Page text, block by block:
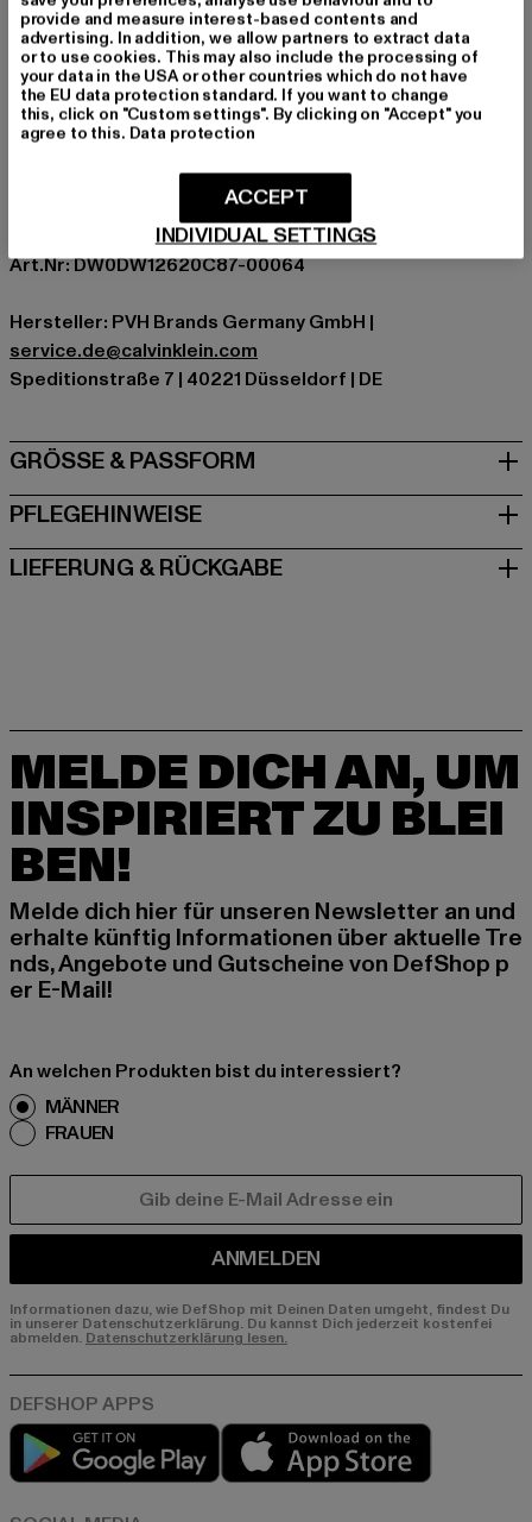
Ärmelart: Langarm
Verschlussarten: Reißverschluss
Schnitt: Normal
Marke: Tommy Jeans
Kat.: Übergangsjacken
Farbe: blau
Hersteller Farbe: blue
Materialzusammensetzung: 100% Polyester, 60%
Baumwolle, 40% Polyamid
Art.Nr: DW0DW12620C87-00064
Hersteller: PVH Brands Germany GmbH |
service.de@calvinklein.com
Speditionstraße 7 | 40221 Düsseldorf | DE
GRÖSSE & PASSFORM
PFLEGEHINWEISE
LIEFERUNG & RÜCKGABE
MELDE DICH AN, UM
INSPIRIERT ZU BLEI
BEN!
Melde dich hier für unseren Newsletter an und
erhalte künftig Informationen über aktuelle Tre
nds, Angebote und Gutscheine von DefShop p
er E-Mail!
An welchen Produkten bist du interessiert?
MÄNNER
FRAUEN
ANMELDEN
Informationen dazu, wie DefShop mit Deinen Daten umgeht, findest Du
in unserer Datenschutzerklärung. Du kannst Dich jederzeit kostenfei
abmelden. Datenschutzerklärung lesen.
Play market
provide and measure interest-based contents and
advertising. In addition, we allow partners to extract data
or to use cookies. This may also include the processing of
your data in the USA or other countries which do not have
the EU data protection standard. If you want to change
this, click on "Custom settings". By clicking on "Accept" you
agree to this. Data protection
INDIVIDUAL SETTINGS
ACCEPT